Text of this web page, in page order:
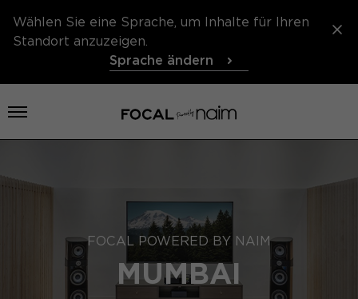
Wählen Sie eine Sprache, um Inhalte für Ihren
Standort anzuzeigen.
Sprache ändern
Menü öffnen
FOCAL POWERED BY NAIM
MUMBAI